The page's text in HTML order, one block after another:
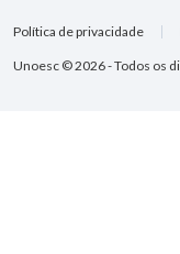
Unoesc © 2026 - Todos os
Política de privacidade